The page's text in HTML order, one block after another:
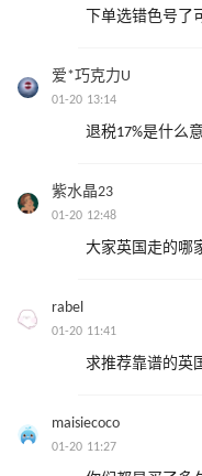
下单选错色号了
爱*巧克力U
01-20 13:14
退税17%是什么
紫水晶23
01-20 12:48
大家英国走的哪
rabel
01-20 11:41
求推荐靠谱的英
maisiecoco
01-20 11:27